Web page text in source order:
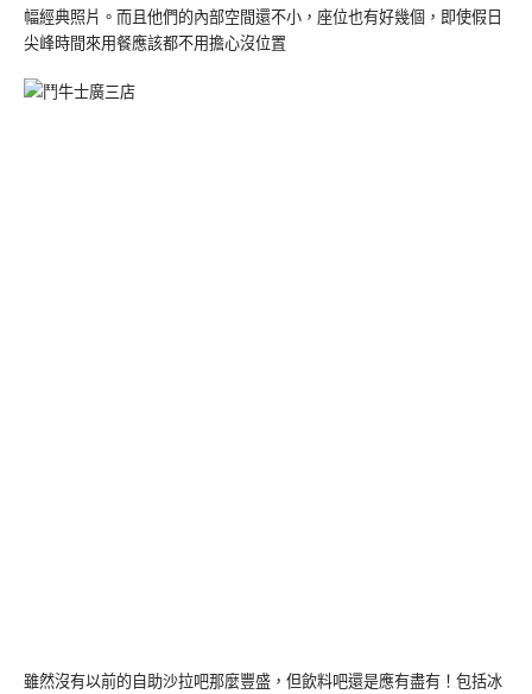
幅經典照片。而且他們的內部空間還不小，座位也有好幾個，即使假日
尖峰時間來用餐應該都不用擔心沒位置
雖然沒有以前的自助沙拉吧那麼豐盛，但飲料吧還是應有盡有！包括冰